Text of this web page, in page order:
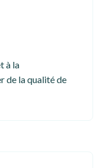
à la
de la qualité de